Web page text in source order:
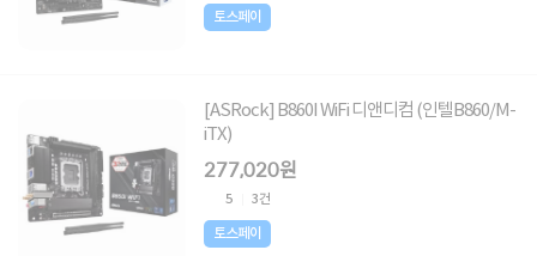
토스페이
[ASRock] B860I WiFi 디앤디컴 (인텔B860/M-
iTX)
277,020원
5 3건
토스페이